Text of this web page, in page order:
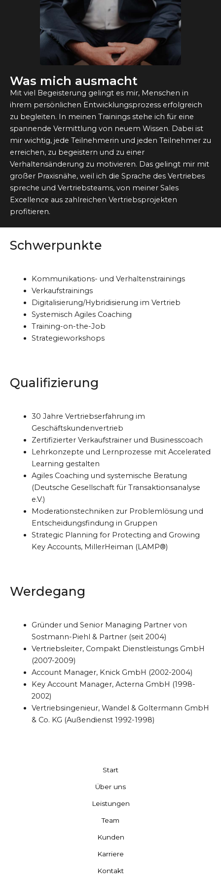
Was mich ausmacht
Mit viel Begeisterung gelingt es mir, Menschen in
ihrem persönlichen Entwicklungsprozess erfolgreich
zu begleiten. In meinen Trainings stehe ich für eine
spannende Vermittlung von neuem Wissen. Dabei ist
mir wichtig, jede Teilnehmerin und jeden Teilnehmer zu
erreichen, zu begeistern und zu einer
Verhaltensänderung zu motivieren. Das gelingt mir mit
großer Praxisnähe, weil ich die Sprache des Vertriebes
spreche und Vertriebsteams, von meiner Sales
Excellence aus zahlreichen Vertriebsprojekten
profitieren.
Schwerpunkte
Kommunikations- und Verhaltenstrainings
Verkaufstrainings
Digitalisierung/Hybridisierung im Vertrieb
Systemisch Agiles Coaching
Training-on-the-Job
Strategieworkshops
Qualifizierung
30 Jahre Vertriebserfahrung im
Geschäftskundenvertrieb
Zertifizierter Verkaufstrainer und Businesscoach
Lehrkonzepte und Lernprozesse mit Accelerated
Learning gestalten
Agiles Coaching und systemische Beratung
(Deutsche Gesellschaft für Transaktionsanalyse
e.V.)
Moderationstechniken zur Problemlösung und
Entscheidungsfindung in Gruppen
Strategic Planning for Protecting and Growing
Key Accounts, MillerHeiman (LAMP®)
Werdegang
Gründer und Senior Managing Partner von
Sostmann-Piehl & Partner (seit 2004)
Vertriebsleiter, Compakt Dienstleistungs GmbH
(2007-2009)
Account Manager, Knick GmbH (2002-2004)
Key Account Manager, Acterna GmbH (1998-
2002)
Vertriebsingenieur, Wandel & Goltermann GmbH
& Co. KG (Außendienst 1992-1998)
Start
Über uns
Leistungen
Team
Kunden
Karriere
Kontakt